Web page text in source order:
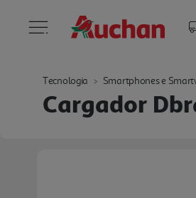
Tecnologia Smartphones e
Cargador